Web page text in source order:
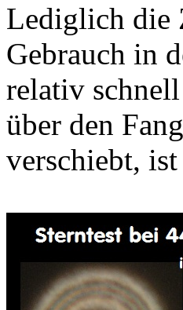
Lediglich die
Gebrauch in
relativ
über den
verschiebt,